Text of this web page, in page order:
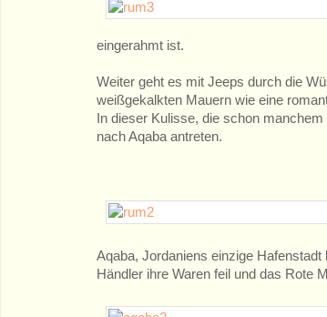
eingerahmt ist.
Weiter geht es mit Jeeps durch die
weißgekalkten Mauern wie eine
In dieser Kulisse, die schon
nach Aqaba antreten.
Aqaba, Jordaniens einzige
Händler ihre Waren feil und das Rote